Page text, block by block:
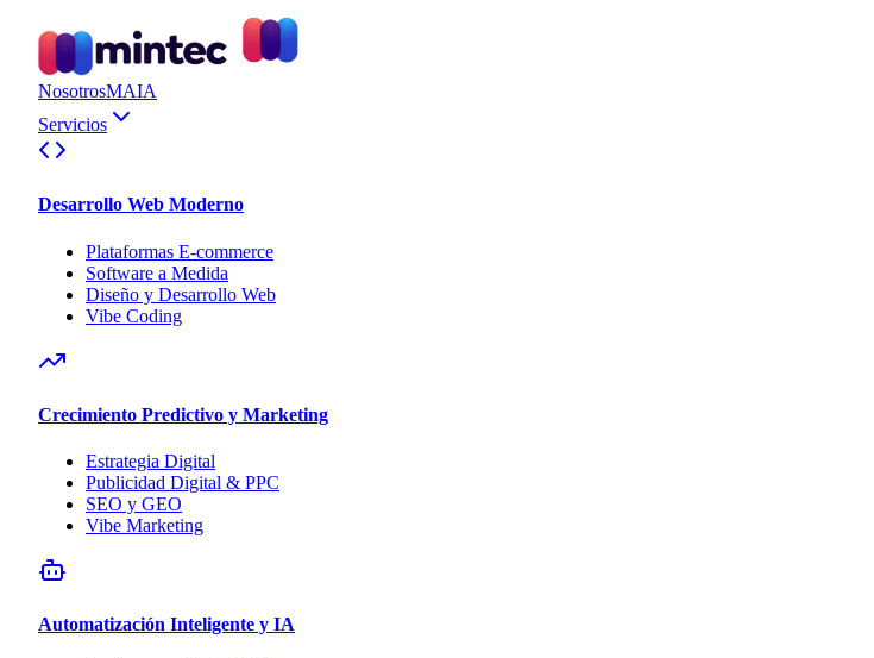
NosotrosMAIA
Servicios
Desarrollo Web Moderno
Plataformas E-commerce
Software a Medida
Diseño y Desarrollo Web
Vibe Coding
Crecimiento Predictivo y Marketing
Estrategia Digital
Publicidad Digital & PPC
SEO y GEO
Vibe Marketing
Automatización Inteligente y IA